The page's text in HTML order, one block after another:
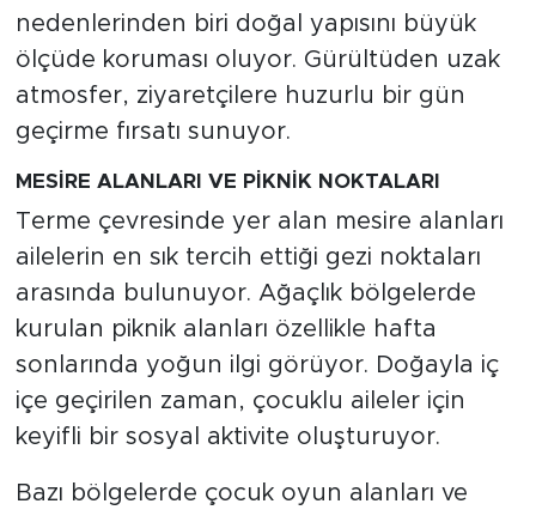
nedenlerinden biri doğal yapısını büyük
ölçüde koruması oluyor. Gürültüden uzak
atmosfer, ziyaretçilere huzurlu bir gün
geçirme fırsatı sunuyor.
MESİRE ALANLARI VE PİKNİK NOKTALARI
Terme çevresinde yer alan mesire alanları
ailelerin en sık tercih ettiği gezi noktaları
arasında bulunuyor. Ağaçlık bölgelerde
kurulan piknik alanları özellikle hafta
sonlarında yoğun ilgi görüyor. Doğayla iç
içe geçirilen zaman, çocuklu aileler için
keyifli bir sosyal aktivite oluşturuyor.
Bazı bölgelerde çocuk oyun alanları ve